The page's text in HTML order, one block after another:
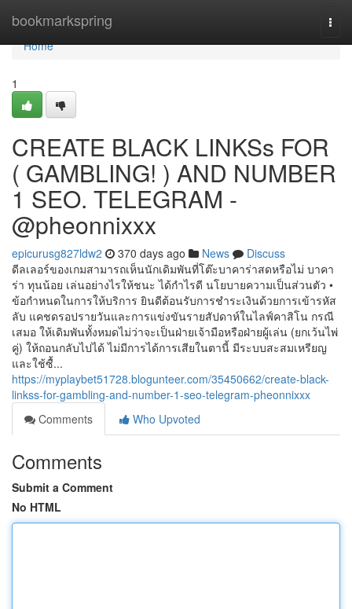
bookmarkspring
Home
Home
1
CREATE BLACK LINKSs FOR
( GAMBLING! ) AND NUMBER
1 SEO. TELEGRAM -
@pheonnixxx
epicurusg827ldw2 370 days ago News
Discuss
ดีลเลอร์ของเกมสามารถเห็นนักเดิมพันที่โต๊ะบาคาร่าสดหรือไม่ บาคา
ร่า ทุนน้อย เล่นอย่างไรให้ชนะ ได้กำไรดี นโยบายความเป็นส่วนตัว •
ข้อกำหนดในการให้บริการ ยินดีต้อนรับการชำระเงินด้วยการเข้ารหัส
ลับ แคชดรอปรายวันและการแข่งขันรายสัปดาห์ในไลฟ์คาสิโน กรณี
เสมอ ให้เดิมพันทั้งหมดไม่ว่าจะเป็นฝ่ายเจ้ามือหรือฝ่ายผู้เล่น (ยกเว้นไพ่
คู่) ให้ถอนกลับไปได้ ไม่มีการได้การเสียในตานี้ มีระบบสะสมเหรียญ
และใช้ซื้...
https://myplaybet51728.blogunteer.com/35450662/create-black-
linkss-for-gambling-and-number-1-seo-telegram-pheonnixxx
Comments
Who Upvoted
Comments
Submit a Comment
No HTML